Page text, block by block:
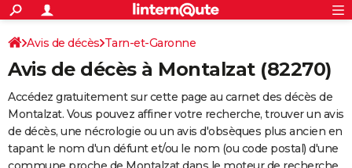
ACTUALITÉS
Politique
Société
Faits Divers
Education
Monde
Villes
+
SPORT
Coupe du monde 2026
Football
Tennis
Cyclisme
Rugby
Forum
Programme TV
TNTStreaming
Cinéma
Sorties cinéma
Musique
+
FINANCE
Retraite
Epargne
Immobilier
Risques naturels par ville
Assurance
AUTO
S'inscrire
Connexion
Avis de décès Tarn-et-Garonne
Avis de décès à Montalzat (82270)
Accédez gratuitement sur cette page au carnet des décès de
Montalzat. Vous pouvez affiner votre recherche, trouver un avis
de décès, une nécrologie ou un avis d'obsèques plus ancien en
tapant le nom d'un défunt et/ou le nom (ou code postal) d'une